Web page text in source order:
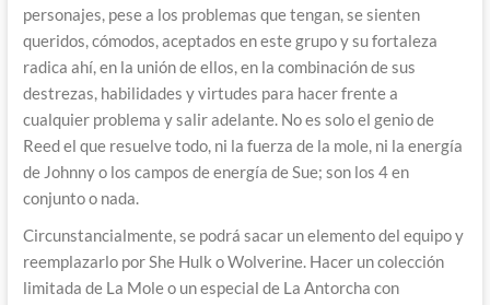
personajes, pese a los problemas que tengan, se sienten
queridos, cómodos, aceptados en este grupo y su fortaleza
radica ahí, en la unión de ellos, en la combinación de sus
destrezas, habilidades y virtudes para hacer frente a
cualquier problema y salir adelante. No es solo el genio de
Reed el que resuelve todo, ni la fuerza de la mole, ni la energía
de Johnny o los campos de energía de Sue; son los 4 en
conjunto o nada.
Circunstancialmente, se podrá sacar un elemento del equipo y
reemplazarlo por She Hulk o Wolverine. Hacer un colección
limitada de La Mole o un especial de La Antorcha con